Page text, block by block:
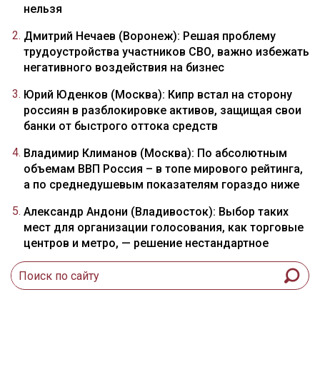
нельзя
Дмитрий Нечаев (Воронеж): Решая проблему
трудоустройства участников СВО, важно избежать
негативного воздействия на бизнес
Юрий Юденков (Москва): Кипр встал на сторону
россиян в разблокировке активов, защищая свои
банки от быстрого оттока средств
Владимир Климанов (Москва): По абсолютным
объемам ВВП Россия – в топе мирового рейтинга,
а по среднедушевым показателям гораздо ниже
Александр Андони (Владивосток): Выбор таких
мест для организации голосования, как торговые
центров и метро, — решение нестандартное